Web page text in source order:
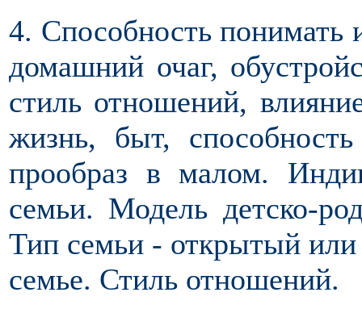
4. Способность понимать
домашний очаг,
стиль отношений,
жизнь, быт,
прообраз в малом.
семьи. Модель детско-
Тип семьи - открытый
семье. Стиль отношений.